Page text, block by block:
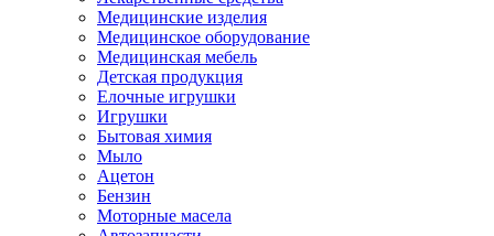
Медицинские изделия
Медицинское оборудование
Медицинская мебель
Детская продукция
Елочные игрушки
Игрушки
Бытовая химия
Мыло
Ацетон
Бензин
Моторные масела